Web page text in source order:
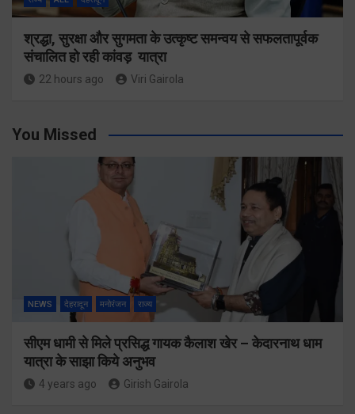
श्रद्धा, सुरक्षा और सुगमता के उत्कृष्ट समन्वय से सफलतापूर्वक
संचालित हो रही कांवड़ यात्रा
22 hours ago Viri Gairola
You Missed
NEWS देहरादून मनोरंजन राज्य
सीएम धामी से मिले प्रसिद्ध गायक कैलाश खेर – केदारनाथ धाम
यात्रा के साझा किये अनुभव
4 years ago Girish Gairola